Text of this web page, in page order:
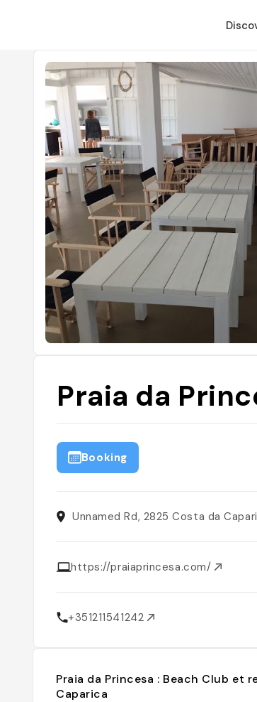
Praia da
Booking
Unnamed Rd, 2825 Costa da
https://praiaprincesa.com/
+351211541242
Praia da Princesa : Beach Club et
Caparica